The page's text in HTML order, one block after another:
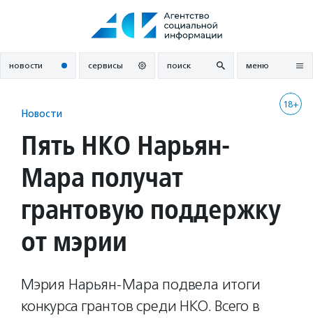
новости сервисы поиск меню
18+
Новости
Пять НКО Нарьян-
Мара получат
грантовую поддержку
от мэрии
Мэрия Нарьян-Мара подвела итоги
конкурса грантов среди НКО. Всего в